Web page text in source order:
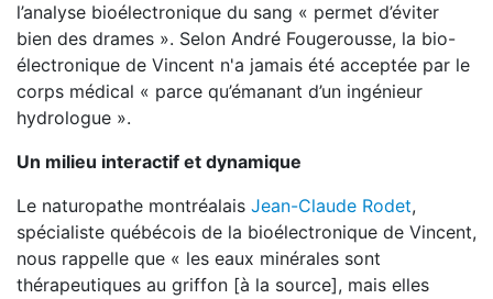
l’analyse bioélectronique du sang « permet d’éviter
bien des drames ». Selon André Fougerousse, la bio-
électronique de Vincent n'a jamais été acceptée par le
corps médical « parce qu’émanant d’un ingénieur
hydrologue ».
Un milieu interactif et dynamique
Le naturopathe montréalais Jean-Claude Rodet,
spécialiste québécois de la bioélectronique de Vincent,
nous rappelle que « les eaux minérales sont
thérapeutiques au griffon [à la source], mais elles